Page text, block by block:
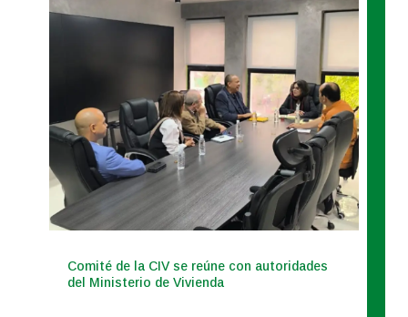
Comité de la CIV se reúne con autoridades
del Ministerio de Vivienda